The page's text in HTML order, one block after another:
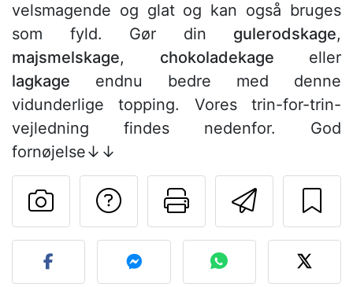
velsmagende og glat og kan også bruges
som fyld. Gør din gulerodskage,
majsmelskage, chokoladekage eller
lagkage endnu bedre med denne
vidunderlige topping. Vores trin-for-trin-
vejledning findes nedenfor. God
fornøjelse↓↓
Send
Udskriv
Stil et spørgsmål
Send dit billede af denne